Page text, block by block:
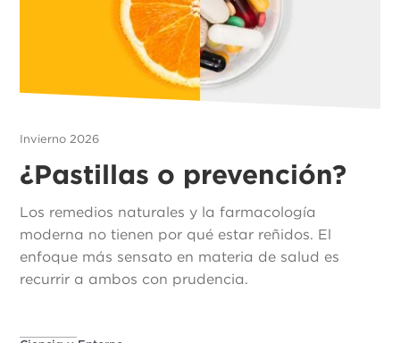
Invierno 2026
¿Pastillas o prevención?
Los remedios naturales y la farmacología
moderna no tienen por qué estar reñidos. El
enfoque más sensato en materia de salud es
recurrir a ambos con prudencia.